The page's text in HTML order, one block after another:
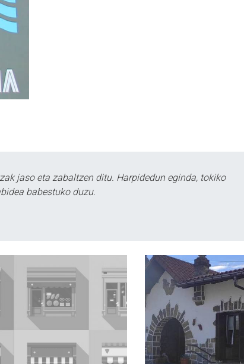
jaso eta zabaltzen ditu. Harpidedun eginda, tokiko
babestuko duzu.